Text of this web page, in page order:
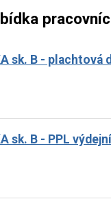
sk. B - plachtová
sk. B - PPL